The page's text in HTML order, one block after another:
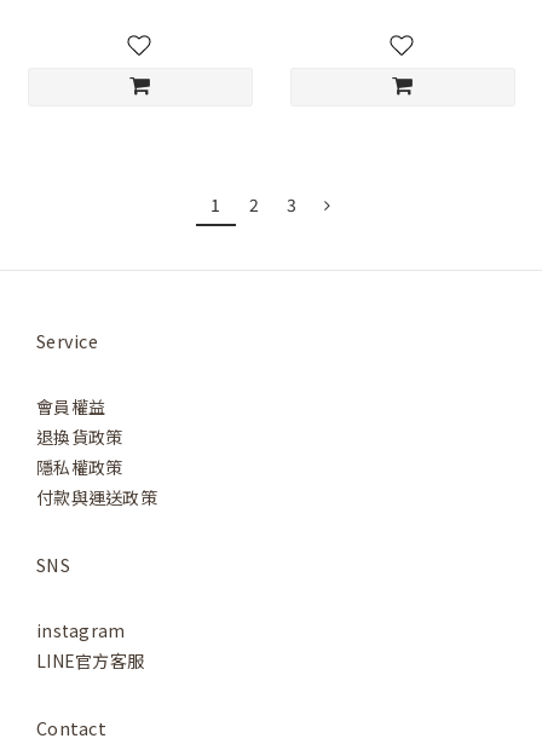
1 2 3
Service
會員權益
退換貨政策
隱私權政策
付款與運送政策
SNS
instagram
LINE官方客服
Contact